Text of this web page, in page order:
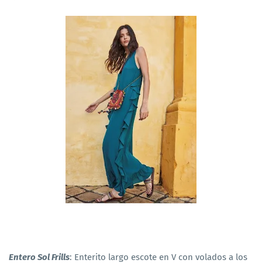
Entero Sol Frills: Enterito largo escote en V con volados a los